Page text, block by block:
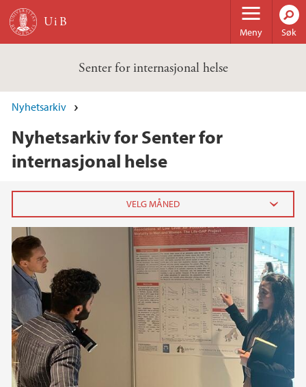
Hopp til hovedinnhold
Meny Søk
Senter for internasjonal helse
Nyhetsarkiv
Nyhetsarkiv for Senter for
internasjonal helse
2025
november (1)
september (1)
april (1)
2024